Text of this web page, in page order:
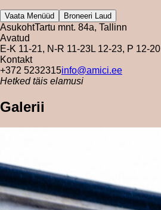
Vaata Menüüd Broneeri Laud
AsukohtTartu mnt. 84a, Tallinn
Avatud
E-K 11-21, N-R 11-23L 12-23, P 12-20
Kontakt
+372 5232315info@amici.ee
Hetked täis elamusi
Galerii